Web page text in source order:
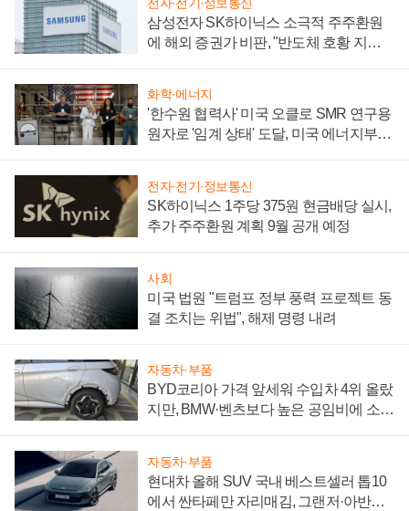
삼성전자 SK하이닉스 소극적 주주환원
에 해외 증권가 비판, "반도체 호황 지속
화학·에너지
'한수원 협력사' 미국 오클로 SMR 연구용
원자로 '임계 상태' 도달, 미국 에너지부
전자·전기·정보통신
SK하이닉스 1주당 375원 현금배당 실시,
추가 주주환원 계획 9월 공개 예정
사회
미국 법원 "트럼프 정부 풍력 프로젝트 동
결 조치는 위법", 해제 명령 내려
자동차·부품
BYD코리아 가격 앞세워 수입차 4위 올랐
지만, BMW·벤츠보다 높은 공임비에 소비
자동차·부품
현대차 올해 SUV 국내 베스트셀러 톱10
에서 싼타페만 자리매김, 그랜저·아반떼